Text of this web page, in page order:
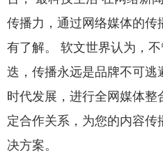
传播力，通过网络媒体的传
有了解。 软文世界认为，
迭，传播永远是品牌不可逃
时代发展，进行全网媒体
定合作关系，为您的内容
决方案。